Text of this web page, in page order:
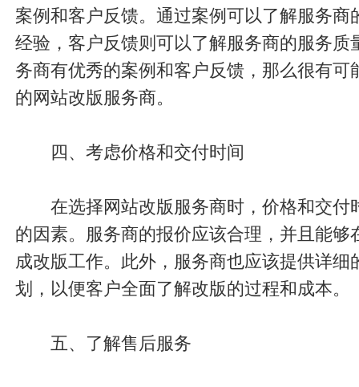
案例和客户反馈。通过案例可以了解服务商
经验，客户反馈则可以了解服务商的服务质
务商有优秀的案例和客户反馈，那么很有可
的网站改版服务商。
四、考虑价格和交付时间
在选择网站改版服务商时，价格和交付
的因素。服务商的报价应该合理，并且能够
成改版工作。此外，服务商也应该提供详细
划，以便客户全面了解改版的过程和成本。
五、了解售后服务